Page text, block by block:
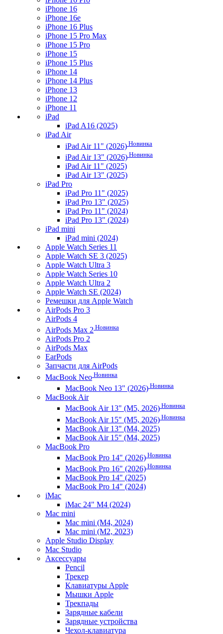
iPhone 16
iPhone 16e
iPhone 16 Plus
iPhone 15 Pro Max
iPhone 15 Pro
iPhone 15
iPhone 15 Plus
iPhone 14
iPhone 14 Plus
iPhone 13
iPhone 12
iPhone 11
iPad
iPad A16 (2025)
iPad Air
iPad Air 11" (2026) Новинка
iPad Air 13" (2026) Новинка
iPad Air 11" (2025)
iPad Air 13" (2025)
iPad Pro
iPad Pro 11" (2025)
iPad Pro 13" (2025)
iPad Pro 11" (2024)
iPad Pro 13" (2024)
iPad mini
iPad mini (2024)
Apple Watch Series 11
Apple Watch SE 3 (2025)
Apple Watch Ultra 3
Apple Watch Series 10
Apple Watch Ultra 2
Apple Watch SE (2024)
Ремешки для Apple Watch
AirPods Pro 3
AirPods 4
AirPods Max 2 Новинка
AirPods Pro 2
AirPods Max
EarPods
Запчасти для AirPods
MacBook Neo Новинка
MacBook Neo 13" (2026) Новинка
MacBook Air
MacBook Air 13" (M5, 2026) Новинка
MacBook Air 15" (M5, 2026) Новинка
MacBook Air 13" (M4, 2025)
MacBook Air 15" (M4, 2025)
MacBook Pro
MacBook Pro 14" (2026) Новинка
MacBook Pro 16" (2026) Новинка
MacBook Pro 14" (2025)
MacBook Pro 14" (2024)
iMac
iMac 24" M4 (2024)
Mac mini
Mac mini (M4, 2024)
Mac mini (M2, 2023)
Apple Studio Display
Mac Studio
Аксессуары
Pencil
Трекер
Клавиатуры Apple
Мышки Apple
Трекпады
Зарядные кабели
Зарядные устройства
Чехол-клавиатура